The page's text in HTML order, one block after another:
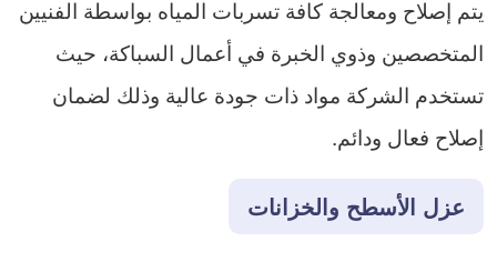
يتم إصلاح ومعالجة كافة تسربات المياه بواسطة الفنيين
المتخصصين وذوي الخبرة في أعمال السباكة، حيث
تستخدم الشركة مواد ذات جودة عالية وذلك لضمان
إصلاح فعال ودائم.
عزل الأسطح والخزانات